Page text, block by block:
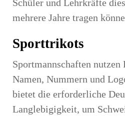
Schüler und Lehrkräfte
mehrere Jahre tragen
Sporttrikots
Sportmannschaften
Namen, Nummern und
bietet die erforderliche
Langlebigigkeit, um